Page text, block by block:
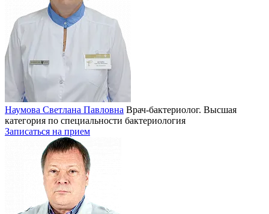
Наумова Светлана Павловна Врач-бактериолог. Высшая
категория по специальности бактериология
Записаться на прием